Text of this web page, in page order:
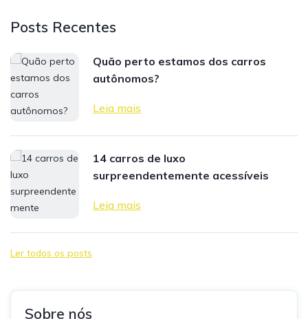
Posts Recentes
Quão perto estamos dos carros
autônomos?
Leia mais
14 carros de luxo
surpreendentemente acessíveis
Leia mais
Ler todos os posts
Sobre nós